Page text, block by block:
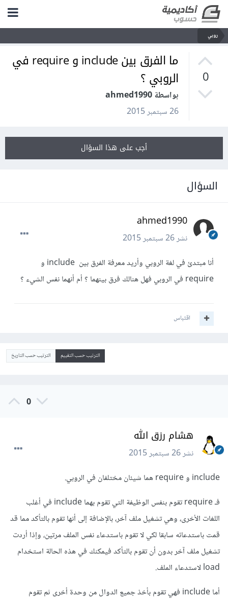
روبي
0
ما الفرق بين include و require في
الروبي ؟
بواسطة ahmed1990
26 سبتمبر 2015
أجب على هذا السؤال
السؤال
ahmed1990
نشر26 سبتمبر 2015
أنا مبتدئ في لغة الروبي وأريد معرفة الفرق بين include و
require في الروبي فهل هنالك فرق بينهما ؟ أم أنهما نفس الشيء ؟
اقتباس
الترتيب حسب التقييم الترتيب حسب التاريخ
0
هشام رزق الله
نشر26 سبتمبر 2015
include و require هما شيئان مختلفان في الروبي.
فـ require تقوم بنفس الوظيفة التي تقوم بهما include في أغلب
اللغات الأخرى، وهي تشغيل ملف آخر، بالإضافة إلى أنها تقوم بالتأكد مما قد
قمت باستدعائه سابقا لكي لا تقوم باستدعاء نفس الملف مرتين، وإذا أردت
تشغيل ملف آخر بدون أن تقوم بالتأكد فيمكنك في هذه الحالة استخدام
load لاستدعاء الملف.
أما include فهي تقوم بأخذ جميع الدوال من وحدة أخرى ثم تقوم